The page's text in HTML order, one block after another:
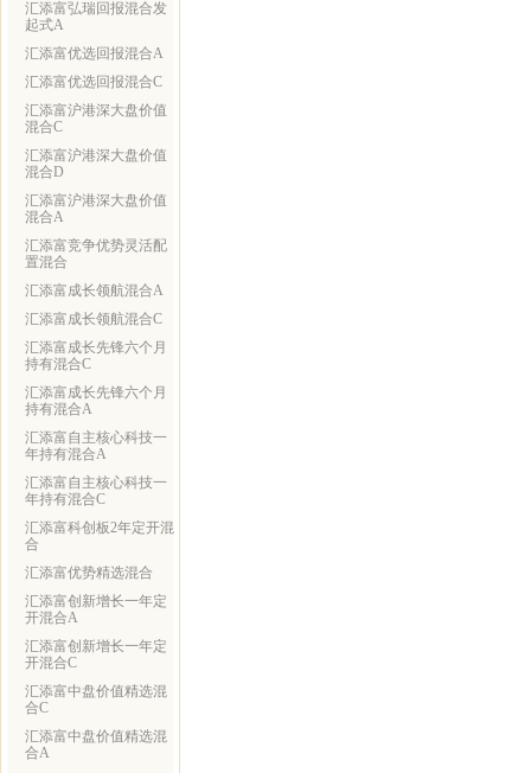
汇添富弘瑞回报混合发
起式A
汇添富优选回报混合A
汇添富优选回报混合C
汇添富沪港深大盘价值
混合C
汇添富沪港深大盘价值
混合D
汇添富沪港深大盘价值
混合A
汇添富竞争优势灵活配
置混合
汇添富成长领航混合A
汇添富成长领航混合C
汇添富成长先锋六个月
持有混合C
汇添富成长先锋六个月
持有混合A
汇添富自主核心科技一
年持有混合A
汇添富自主核心科技一
年持有混合C
汇添富科创板2年定开混
合
汇添富优势精选混合
汇添富创新增长一年定
开混合A
汇添富创新增长一年定
开混合C
汇添富中盘价值精选混
合C
汇添富中盘价值精选混
合A